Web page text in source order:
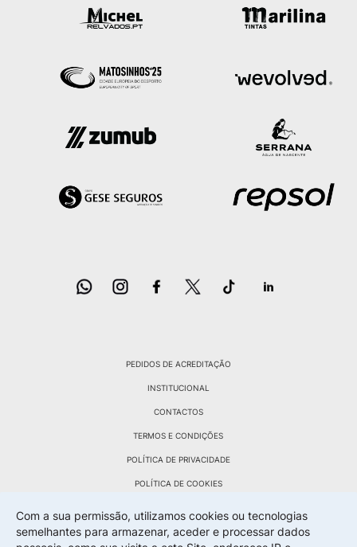
Com a sua permissão, utilizamos cookies ou tecnologias
semelhantes para armazenar, aceder e processar dados
PEDIDOS DE ACREDITAÇÃO
INSTITUCIONAL
CONTACTOS
TERMOS E CONDIÇÕES
POLÍTICA DE PRIVACIDADE
POLÍTICA DE COOKIES
LIVRO RECLAMAÇÕES